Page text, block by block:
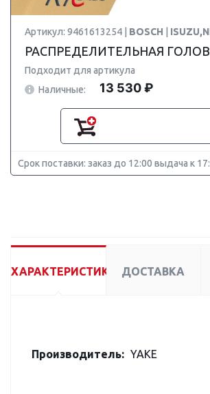
Артикул: 9461613254 | BOSCH
РАСПРЕДЕЛИТЕЛЬНАЯ
Подходит для артикула
Наличные:
13 530 ₽
Срок поставки: заказ до 12:00 выдача к
ХАРАКТЕРИСТИКИ ДОСТАВКА
Производитель: YAKE